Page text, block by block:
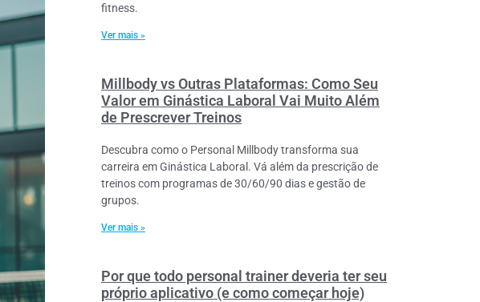
fitness.
Ver mais »
Millbody vs Outras Plataformas: Como Seu
Valor em Ginástica Laboral Vai Muito Além
de Prescrever Treinos
Descubra como o Personal Millbody transforma sua
carreira em Ginástica Laboral. Vá além da prescrição de
treinos com programas de 30/60/90 dias e gestão de
grupos.
Ver mais »
Por que todo personal trainer deveria ter seu
próprio aplicativo (e como começar hoje)